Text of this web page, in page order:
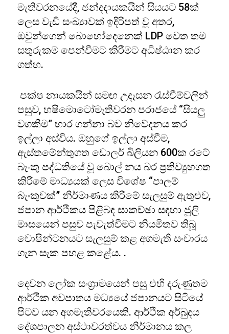
මැතිවරනයේදී, ඡන්දදායකයින් සියයට 58ක්
ලෙස වැඩි සංඛ්‍යාවක් ඉදිරිපත් වූ අතර,
ඔවුන්ගෙන් බොහෝදෙනෙක් LDP වෙත තම
සතුරුකම පෙන්වීමට කිරීමට අධිෂ්ඨාන කර
ගත්හ.
පක්ෂ නායකයින් සමඟ උදෑසන රැස්වීම්වලින්
පසුව, හෂිමොටෝමැතිවරන පරාජයේ “සියලු
වගකීම” භාර ගන්නා බව නිවේදනය කර
ඉල්ලා අස්විය. ඔහුගේ ඉල්ලා අස්වීම,
ඇස්තමේන්තුගත ඩොලර් බිලියන 600ක රටේ
බැංකු පද්ධතියේ වූ බොල් නය බර ප්‍රතිව්‍යුහගත
කිරීමේ මාධ්‍යයක් ලෙස විශේෂ “පාලම්
බැංකුවක්” නිර්මාණය කිරීමේ සැලසුම් ඇතුළුව,
ජපාන ආර්ථිකය පිළිබඳ සාකච්ඡා සඳහා ජූලි
මාසයෙන් පසුව පැවැත්වීමට නියමිතව තිබූ
වොෂින්ටනයට සැලසුම් කළ අගමැති සංචාරය
ගැන සැක පහළ කළේය. .
දෙවන ලෝක සංග්‍රාමයෙන් පසු එහි දරුණුතම
ආර්ථික අවපාතය මධ්‍යයේ ජපානයට සිටියේ
පිටව යන අගමැතිවරයෙකි. ආර්ථික අර්බුදය
දේශපාලන අස්ථාවරත්වය නිර්මානය කල